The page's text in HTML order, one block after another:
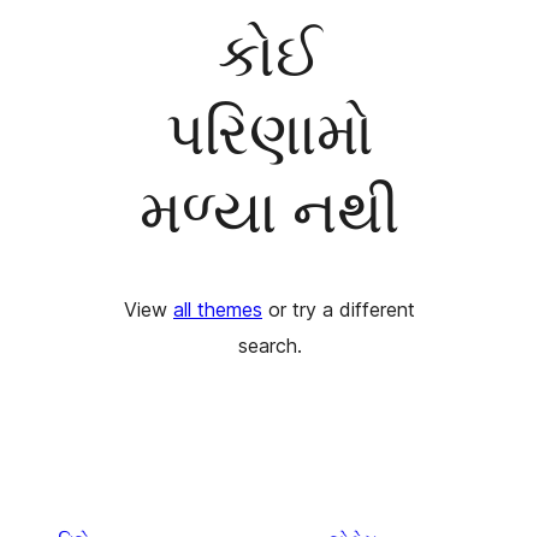
કોઈ
પરિણામો
મળ્યા નથી
View all themes or try a different
search.